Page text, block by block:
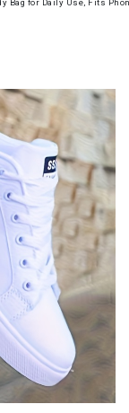
Bag for Daily Use, Fits